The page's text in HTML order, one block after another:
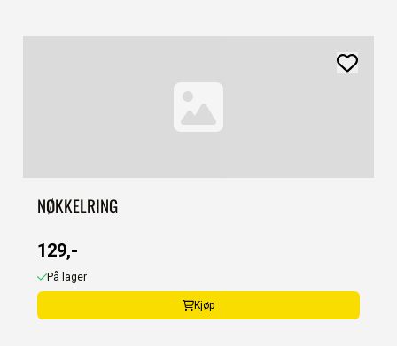
NØKKELRING
129,-
På lager
Kjøp